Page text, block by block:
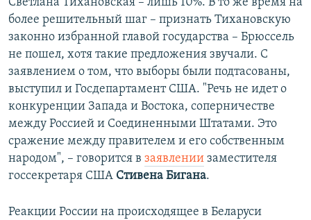
Светлана Тихановская – лишь 10%. В то же время на
более решительный шаг – признать Тихановскую
законно избранной главой государства – Брюссель
не пошел, хотя такие предложения звучали. С
заявлением о том, что выборы были подтасованы,
выступил и Госдепартамент США. "Речь не идет о
конкуренции Запада и Востока, соперничестве
между Россией и Соединенными Штатами. Это
сражение между правителем и его собственным
народом", – говорится в заявлении заместителя
госсекретаря США Стивена Бигана.
Реакции России на происходящее в Беларуси